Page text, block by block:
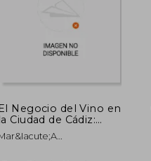
45%
dcto.
El Negocio del Vino en
la Ciudad de Cádiz:
Empresarial
Lacave y